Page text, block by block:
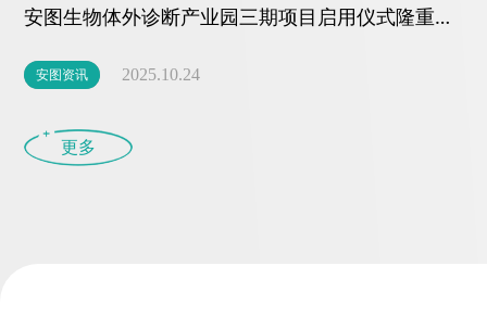
安图生物体外诊断产业园三期项目启用仪式隆重举行
安图资讯 2025.10.24
更多